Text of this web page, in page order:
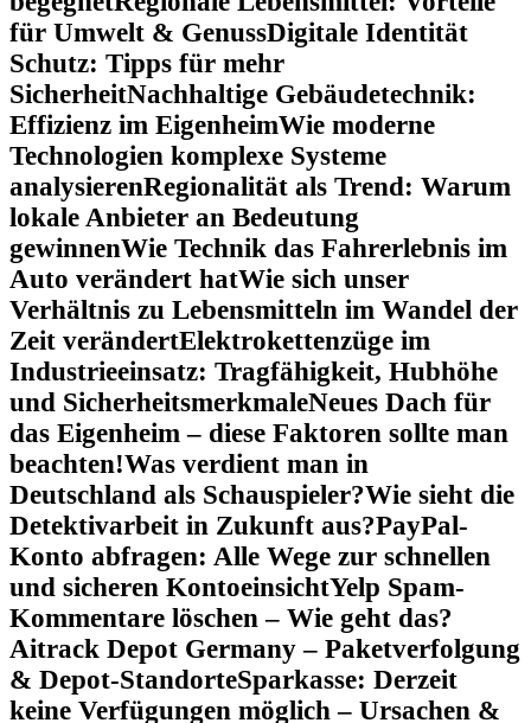
für Umwelt & GenussDigitale Identität
Schutz: Tipps für mehr
SicherheitNachhaltige Gebäudetechnik:
Effizienz im EigenheimWie moderne
Technologien komplexe Systeme
analysierenRegionalität als Trend: Warum
lokale Anbieter an Bedeutung
gewinnenWie Technik das Fahrerlebnis im
Auto verändert hatWie sich unser
Verhältnis zu Lebensmitteln im Wandel der
Zeit verändertElektrokettenzüge im
Industrieeinsatz: Tragfähigkeit, Hubhöhe
und SicherheitsmerkmaleNeues Dach für
das Eigenheim – diese Faktoren sollte man
beachten!Was verdient man in
Deutschland als Schauspieler?Wie sieht die
Detektivarbeit in Zukunft aus?PayPal-
Konto abfragen: Alle Wege zur schnellen
und sicheren KontoeinsichtYelp Spam-
Kommentare löschen – Wie geht das?
Aitrack Depot Germany – Paketverfolgung
& Depot-StandorteSparkasse: Derzeit
keine Verfügungen möglich – Ursachen &